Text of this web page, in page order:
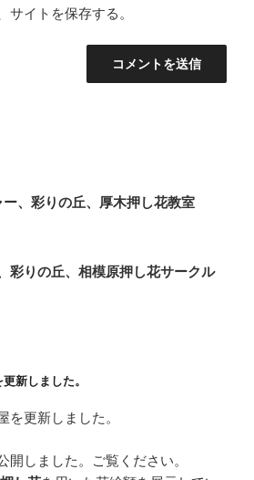
サイトを保存する。
、彩りの丘、厚木押し花教室
彩りの丘、相模原押し花サークル
新しました。
を更新しました。
開しました。ご覧ください。